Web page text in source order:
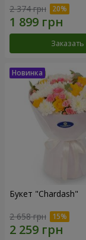
2 374 грн
Заказать
Букет "Chardash"
2 658 грн